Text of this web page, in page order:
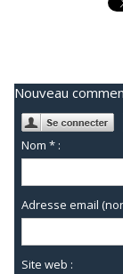
Nouveau
Nom * :
Adresse email
Site web :